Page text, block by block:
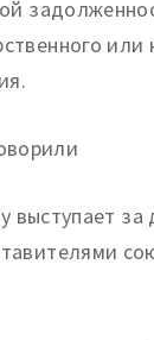
или
выступает за